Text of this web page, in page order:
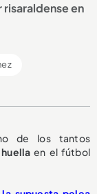
en
de los tantos
en el fútbol